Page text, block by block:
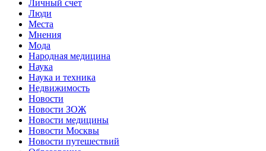
Личный счет
Люди
Места
Мнения
Мода
Народная медицина
Наука
Наука и техника
Недвижимость
Новости
Новости ЗОЖ
Новости медицины
Новости Москвы
Новости путешествий